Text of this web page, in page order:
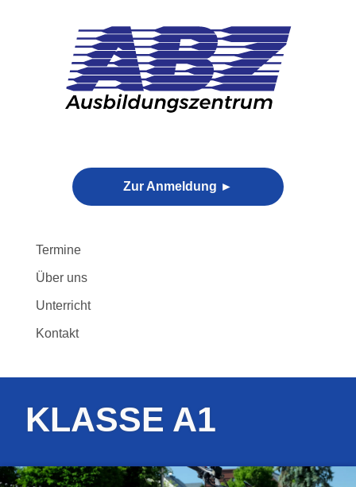
Zur Anmeldung ►
Termine
Über uns
Unterricht
Kontakt
KLASSE A1